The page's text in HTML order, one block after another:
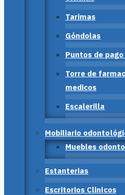
Tarimas
Góndolas
Puntos de
Torre de
medicos
Escalerilla
Mobiliario
Muebles
Estanterias
Escritorios Clinicos